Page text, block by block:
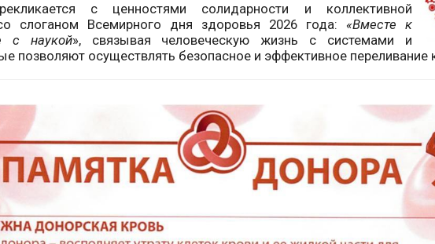
с ценностями солидарности и коллективной
со слоганом Всемирного дня здоровья 2026 года: «Вместе к
с наукой», связывая человеческую жизнь с системами и
позволяют осуществлять безопасное и эффективное переливание